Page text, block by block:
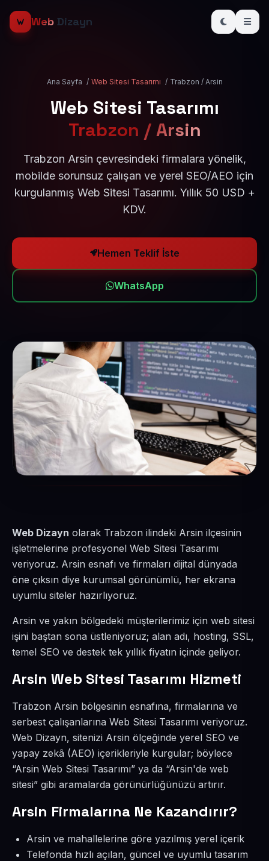
Web Dizayn
Ana Sayfa / Web Sitesi Tasarımı / Trabzon / Arsin
Web Sitesi Tasarımı
Trabzon / Arsin
Trabzon Arsin çevresindeki firmalara yönelik,
mobilde sorunsuz çalışan ve yerel SEO/AEO için
kurgulanmış Web Sitesi Tasarımı. Yıllık 50 USD +
KDV.
Hemen Teklif İste
WhatsApp
Web Dizayn olarak Trabzon ilindeki Arsin ilçesinin
işletmelerine profesyonel Web Sitesi Tasarımı
veriyoruz. Arsin esnafı ve firmaları dijital dünyada
öne çıksın diye kurumsal görünümlü, her ekrana
uyumlu siteler hazırlıyoruz.
Arsin ve yakın bölgedeki müşterilerimiz için web sitesi
işini baştan sona üstleniyoruz; alan adı, hosting, SSL,
temel SEO ve destek tek yıllık fiyatın içinde geliyor.
Arsin Web Sitesi Tasarımı Hizmeti
Trabzon Arsin bölgesinin esnafına, firmalarına ve
serbest çalışanlarına Web Sitesi Tasarımı veriyoruz.
Web Dizayn, sitenizi Arsin ölçeğinde yerel SEO ve
yapay zekâ (AEO) içerikleriyle kurgular; böylece
“Arsin Web Sitesi Tasarımı” ya da “Arsin'de web
sitesi” gibi aramalarda görünürlüğünüzü artırır.
Arsin Firmalarına Ne Kazandırır?
Arsin ve mahallelerine göre yazılmış yerel içerik
Telefonda hızlı açılan, güncel ve uyumlu tasarım